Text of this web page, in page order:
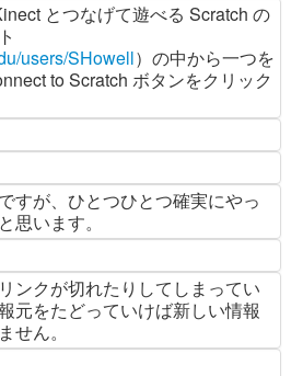
とつなげて遊べる Scratch の
users/SHowell）の中から一つを
to Scratch ボタンをクリック
すが、ひとつひとつ確実にやっ
思います。
ンクが切れたりしてしまってい
元をたどっていけば新しい情報
せん。